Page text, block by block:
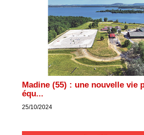
Madine (55) : une nouvelle vie
équ...
25/10/2024